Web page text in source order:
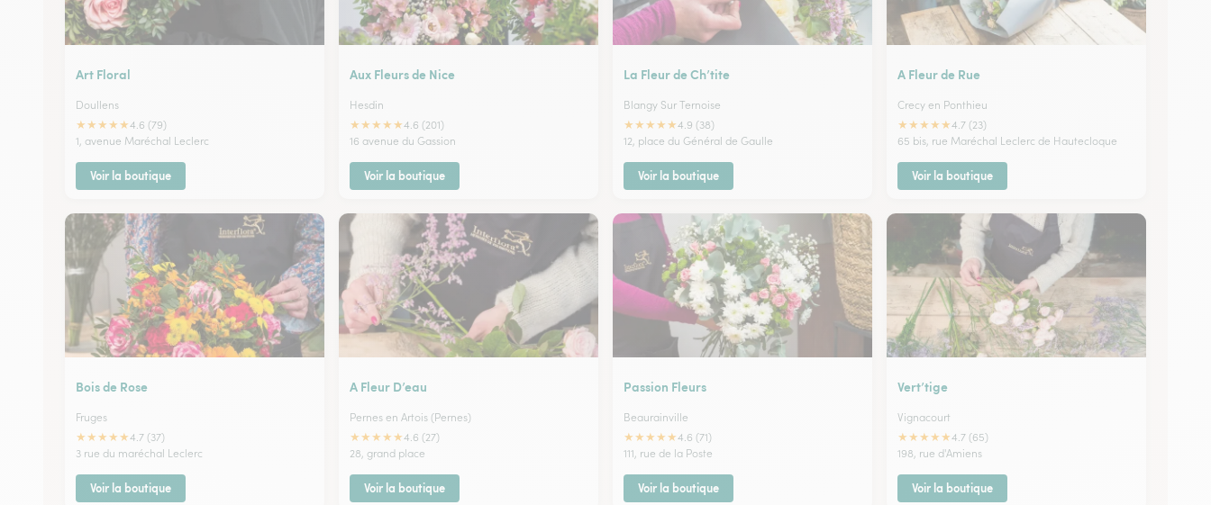
Art Floral
Doullens
★★★★★4.6 (79)
1, avenue Maréchal Leclerc
Voir la boutique
Aux Fleurs de Nice
Hesdin
★★★★★4.6 (201)
16 avenue du Gassion
Voir la boutique
La Fleur de Ch’tite
Blangy Sur Ternoise
★★★★★4.9 (38)
12, place du Général de Gaulle
Voir la boutique
A Fleur de Rue
Crecy en Ponthieu
★★★★★4.7 (23)
65 bis, rue Maréchal Leclerc de Hautecloque
Voir la boutique
Bois de Rose
Fruges
★★★★★4.7 (37)
3 rue du maréchal Leclerc
Voir la boutique
A Fleur D’eau
Pernes en Artois (Pernes)
★★★★★4.6 (27)
28, grand place
Voir la boutique
Passion Fleurs
Beaurainville
★★★★★4.6 (71)
111, rue de la Poste
Voir la boutique
Vert’tige
Vignacourt
★★★★★4.7 (65)
198, rue d'Amiens
Voir la boutique